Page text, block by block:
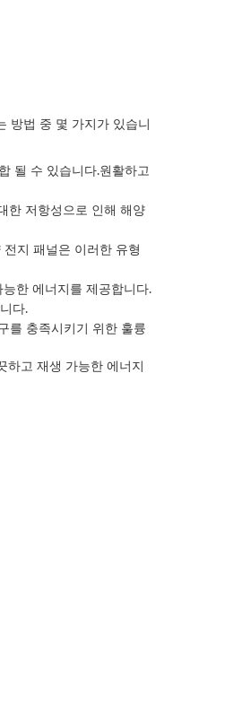
방법 중 몇 가지가 있습니
될 수 있습니다.원활하고
한 저항성으로 인해 해양
지 패널은 이러한 유형
한 에너지를 제공합니다.
다.
를 충족시키기 위한 훌륭
고 재생 가능한 에너지